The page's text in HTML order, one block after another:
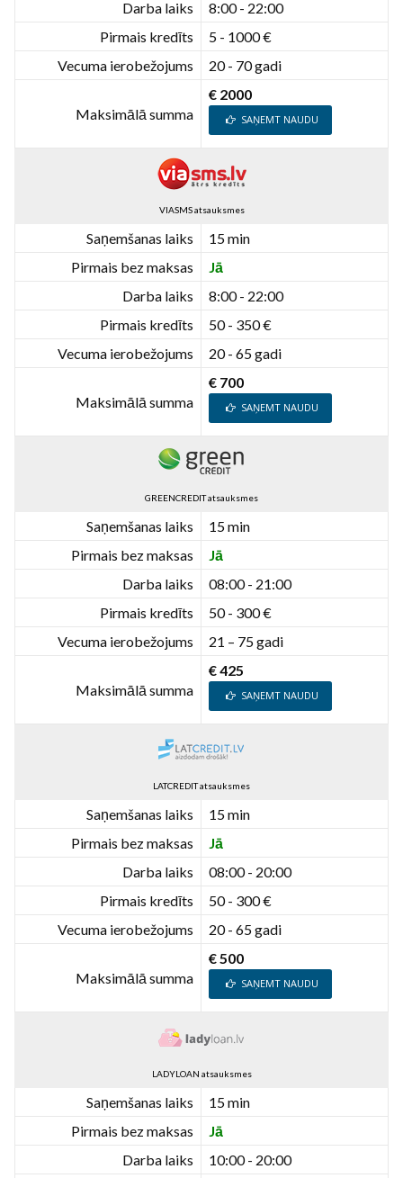
Darba laiks
8:00 - 22:00
Pirmais kredīts
5 - 1000 €
Vecuma ierobežojums
20 - 70 gadi
Maksimālā summa
€ 2000
SAŅEMT NAUDU
VIASMS atsauksmes
Saņemšanas laiks
15 min
Pirmais bez maksas
Jā
Darba laiks
8:00 - 22:00
Pirmais kredīts
50 - 350 €
Vecuma ierobežojums
20 - 65 gadi
Maksimālā summa
€ 700
SAŅEMT NAUDU
GREENCREDIT atsauksmes
Saņemšanas laiks
15 min
Pirmais bez maksas
Jā
Darba laiks
08:00 - 21:00
Pirmais kredīts
50 - 300 €
Vecuma ierobežojums
21 – 75 gadi
Maksimālā summa
€ 425
SAŅEMT NAUDU
LATCREDIT atsauksmes
Saņemšanas laiks
15 min
Pirmais bez maksas
Jā
Darba laiks
08:00 - 20:00
Pirmais kredīts
50 - 300 €
Vecuma ierobežojums
20 - 65 gadi
Maksimālā summa
€ 500
SAŅEMT NAUDU
LADYLOAN atsauksmes
Saņemšanas laiks
15 min
Pirmais bez maksas
Jā
Darba laiks
10:00 - 20:00